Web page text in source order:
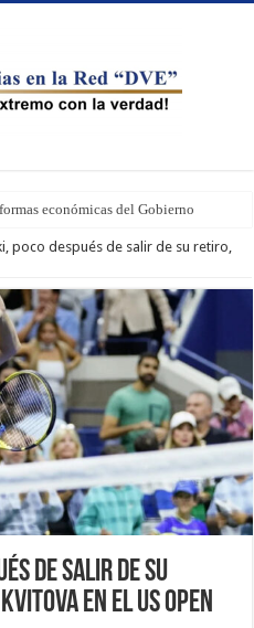
económicas del Gobierno
poco después de salir de su retiro,
de salir de su
en el US Open